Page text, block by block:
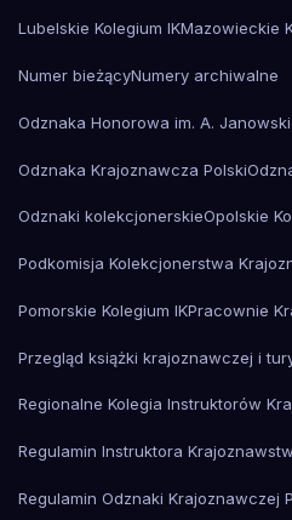
Lubelskie Kolegium IKMazowieckie
Numer bieżącyNumery archiwalne
Odznaka Honorowa im. A.
Odznaka Krajoznawcza Polski
Odznaki kolekcjonerskieOpolskie
Podkomisja Kolekcjonerstwa
Pomorskie Kolegium IKPracownie
Przegląd książki krajoznawczej i
Regionalne Kolegia Instruktorów
Regulamin Instruktora
Regulamin Odznaki Krajoznawczej